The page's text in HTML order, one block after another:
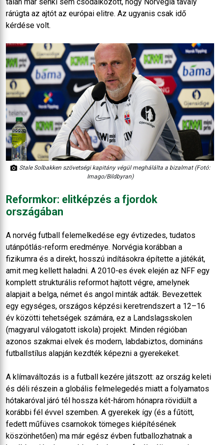
rárúgta az ajtót az európai elitre. Az ugyanis csak idő
kérdése volt.
Stale Solbakken szövetségi kapitány végül meghálálta a bizalmat (Fotó:
Imago/Bildbyran)
Reformkor: elitképzés a fjordok
országában
A norvég futball felemelkedése egy évtizedes, tudatos
utánpótlás-reform eredménye. Norvégia korábban a
fizikumra és a direkt, hosszú indításokra építette a játékát,
amit meg kellett haladni. A 2010-es évek elején az NFF egy
komplett strukturális reformot hajtott végre, amelynek
alapjait a belga, német és angol minták adták. Bevezettek
egy egységes, országos képzési keretrendszert a 12–16
év közötti tehetségek számára, ez a Landslagsskolen
(magyarul válogatott iskola) projekt. Minden régióban
azonos szakmai elvek és modern, labdabiztos, domináns
futballstílus alapján kezdték képezni a gyerekeket.
A klímaváltozás is a futball kezére játszott: az ország keleti
és déli részein a globális felmelegedés miatt a folyamatos
hótakaróval járó tél hossza két-három hónapra rövidült a
korábbi fél évvel szemben. A gyerekek így (és a fűtött,
fedett műfüves csarnokok tömeges kiépítésének
köszönhetően) ma már egész évben futballozhatnak a